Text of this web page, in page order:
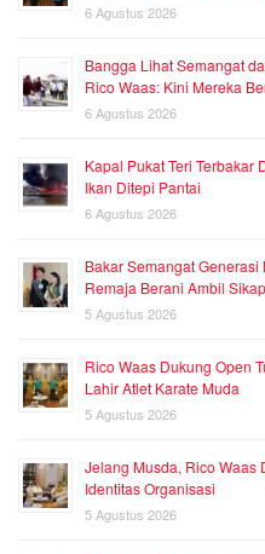
6 Agustus 2026
Bangga Lihat Semangat
Rico Waas: Kini Mereka
6 Agustus 2026
Kapal Pukat Teri Terbakar
Ikan Ditepi Pantai
6 Agustus 2026
Bakar Semangat
Remaja Berani Ambil
5 Agustus 2026
Rico Waas Dukung Open
Lahir Atlet Karate Muda
5 Agustus 2026
Jelang Musda, Rico Waas
Identitas Organisasi
5 Agustus 2026